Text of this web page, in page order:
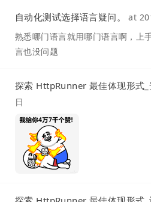
自动化测试选择语言疑问。 at
熟悉哪门语言就用哪门语言啊，上
言也没问题
探索 HttpRunner 最佳体现形式_
日